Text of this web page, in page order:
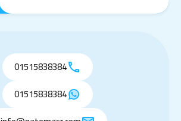
01515838384
01515838384